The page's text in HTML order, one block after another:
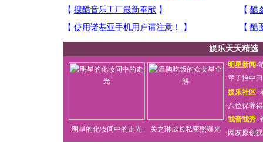
娱乐天天精选
明星的化妆间中的走光 关之琳成长私密照曝光
·明星新闻-
·章子怡中
·娱乐社区-
·八位保养
·我音我秀-
· 网友原创